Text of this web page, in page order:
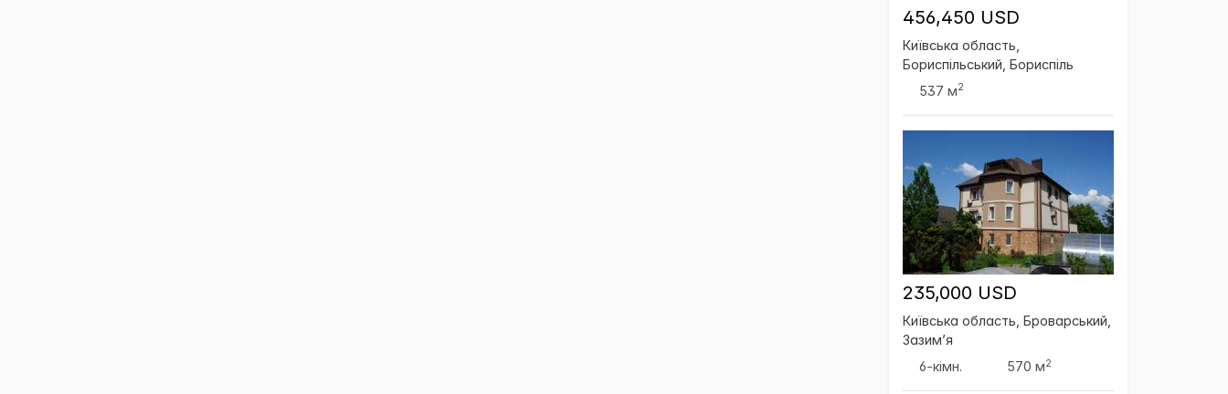
456,450 USD
Київська область,
Бориспільський, Бориспіль
537 м2
235,000 USD
Київська область, Броварський,
Зазим’я
6-кімн.
570 м2